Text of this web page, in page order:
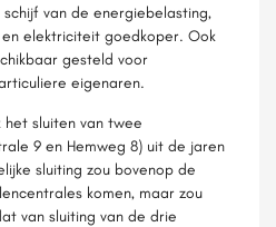
van de energiebelasting,
elektriciteit goedkoper. Ook
gesteld voor
eigenaren.
sluiten van twee
9 en Hemweg 8) uit de jaren
sluiting zou bovenop de
komen, maar zou
van sluiting van de drie